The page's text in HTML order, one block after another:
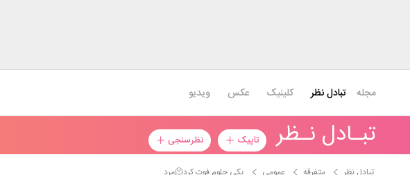
مجله تبادل نظر کلینیک عکس ویدیو
تبـادل نـظر تاپیک نظرسنجی
تبادل نظر متفرقه عمومی یکی جلوم فوت کرد🫠مرد